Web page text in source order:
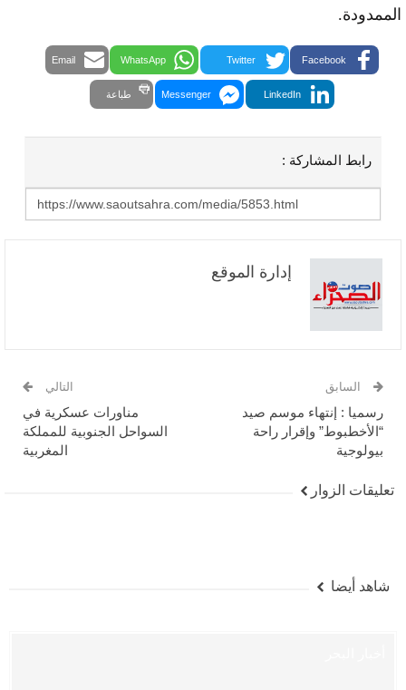
الممدودة.
Facebook
Twitter
WhatsApp
Email
LinkedIn
Messenger طباعة
رابط المشاركة :
إدارة الموقع
السابق
رسميا : إنتهاء موسم صيد
“الأخطبوط” وإقرار راحة
بيولوجية
التالي
مناورات عسكرية في
السواحل الجنوبية للمملكة
المغربية
تعليقات الزوار
شاهد أيضا